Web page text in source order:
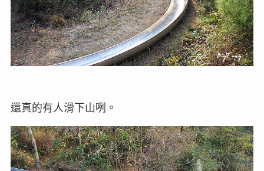
還真的有人滑下山咧。